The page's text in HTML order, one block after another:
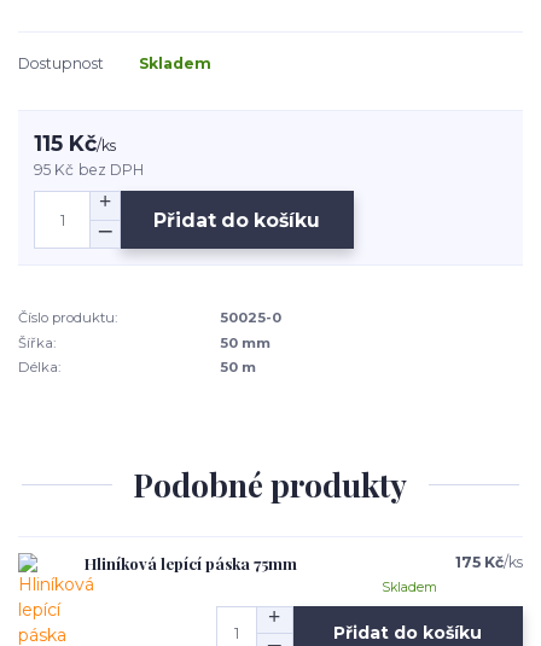
Dostupnost Skladem
115 Kč/ks
95 Kč bez DPH
Přidat do košíku
Číslo produktu:
50025-0
Šířka:
50 mm
Délka:
50 m
Podobné produkty
Hliníková lepící páska 75mm 175 Kč/ks
Skladem
Přidat do košíku